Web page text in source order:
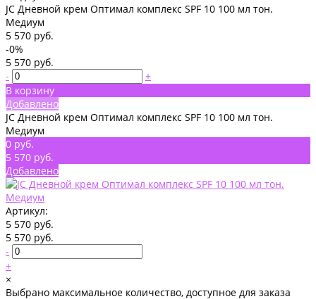
JC Дневной крем Оптимал комплекс SPF 10 100 мл тон.
Медиум
5 570 руб.
-0%
5 570 руб.
-
+
В корзину
Добавлено
JC Дневной крем Оптимал комплекс SPF 10 100 мл тон.
Медиум
0 руб.
5 570 руб.
Добавлено
Артикул:
5 570 руб.
5 570 руб.
-
+
×
Выбрано максимальное количество, доступное для заказа